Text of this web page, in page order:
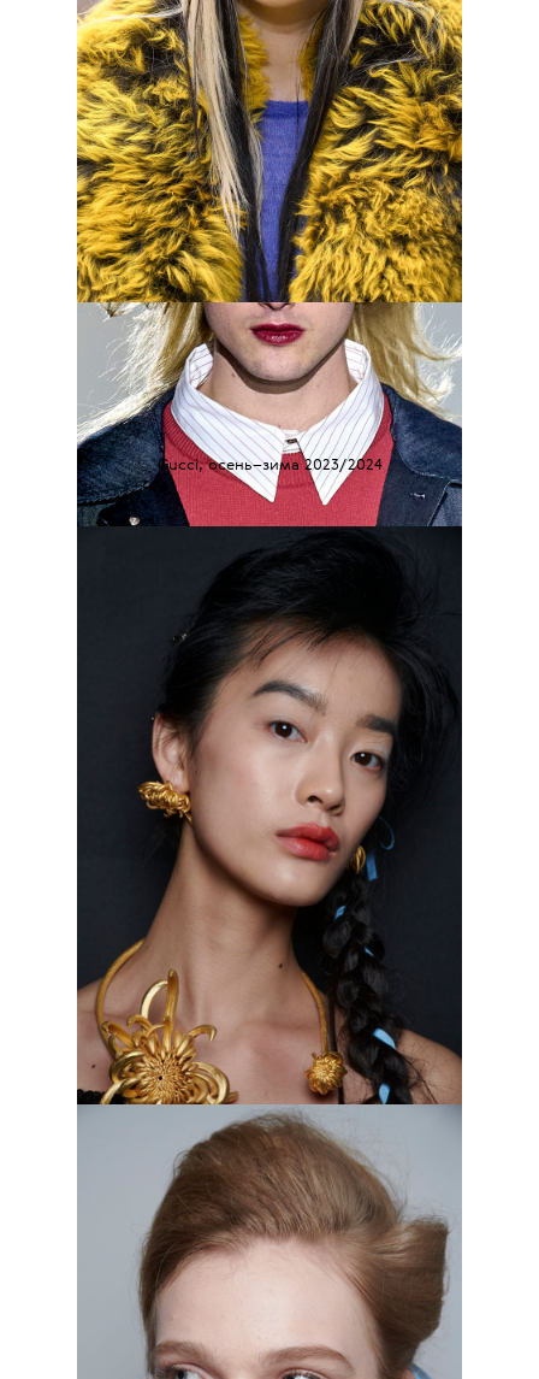
Gucci, осень–зима 2023/2024
Yuhan Wang, осень–зима 2023/2024